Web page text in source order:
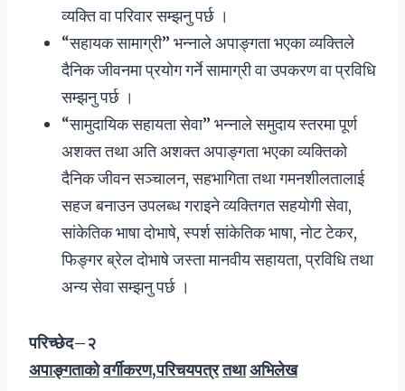
व्यक्ति वा परिवार सम्झनु पर्छ ।
“सहायक सामाग्री” भन्नाले अपाङ्गता भएका व्यक्तिले
दैनिक जीवनमा प्रयोग गर्ने सामाग्री वा उपकरण वा प्रविधि
सम्झनु पर्छ ।
“सामुदायिक सहायता सेवा” भन्नाले समुदाय स्तरमा पूर्ण
अशक्त तथा अति अशक्त अपाङ्गता भएका व्यक्तिको
दैनिक जीवन सञ्चालन, सहभागिता तथा गमनशीलतालाई
सहज बनाउन उपलब्ध गराइने व्यक्तिगत सहयोगी सेवा,
सांकेतिक भाषा दोभाषे, स्पर्श सांकेतिक भाषा, नोट टेकर,
फिङ्गर ब्रेल दोभाषे जस्ता मानवीय सहायता, प्रविधि तथा
अन्य सेवा सम्झनु पर्छ ।
परिच्छेद–२
अपाङ्गताकोवर्गीकरण,परिचयपत्रतथाअभिलेख